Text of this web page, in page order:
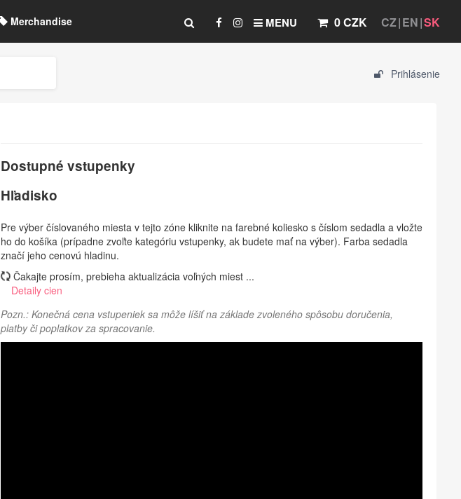
CZ EN SK
0 CZK
MENU
Merchandise
Prihlásenie
Dostupné vstupenky
Hľadisko
Pre výber číslovaného miesta v tejto zóne kliknite na farebné koliesko s číslom sedadla a vložte
ho do košíka (prípadne zvoľte kategóriu vstupenky, ak budete mať na výber). Farba sedadla
značí jeho cenovú hladinu.
Čakajte prosím, prebieha aktualizácia voľných miest ...
Detaily cien
Pozn.: Konečná cena vstupeniek sa môže líšiť na základe zvoleného spôsobu doručenia,
platby či poplatkov za spracovanie.